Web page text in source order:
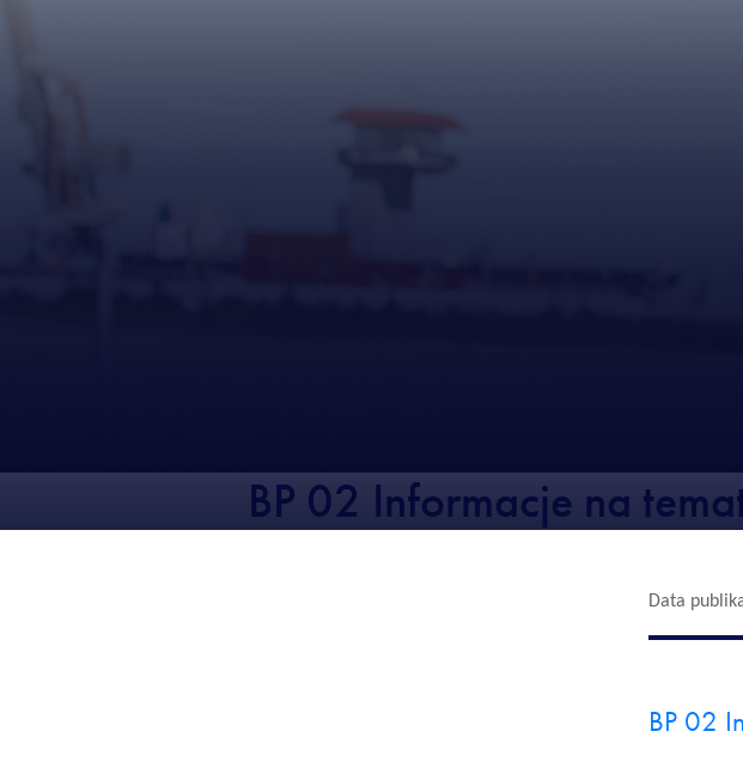
BP 02 Informacje na
Data
BP 02